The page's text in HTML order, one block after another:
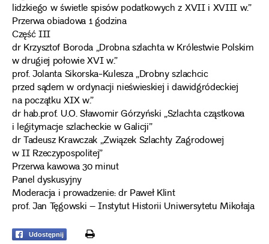
lidzkiego w świetle spisów podatkowych z XVII i XVIII w.”
Przerwa obiadowa 1 godzina
Część III
dr Krzysztof Boroda „Drobna szlachta w Królestwie Polskim
w drugiej połowie XVI w.”
prof. Jolanta Sikorska-Kulesza „Drobny szlachcic
przed sądem w ordynacji nieświeskiej i dawidgródeckiej
na początku XIX w.”
dr hab.prof. U.O. Sławomir Górzyński „Szlachta cząstkowa
i legitymacje szlacheckie w Galicji”
dr Tadeusz Krawczak „Związek Szlachty Zagrodowej
w II Rzeczypospolitej”
Przerwa kawowa 30 minut
Panel dyskusyjny
Moderacja i prowadzenie: dr Paweł Klint
prof. Jan Tęgowski – Instytut Historii Uniwersytetu Mikołaja
Udostępnij print